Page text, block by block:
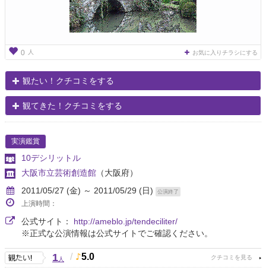
0 人 お気に入りチラシにする
観たい！クチコミをする
観てきた！クチコミをする
実演鑑賞
10デシリットル
大阪市立芸術創造館 （大阪府）
2011/05/27 (金) ～ 2011/05/29 (日)
公演終了
上演時間：
公式サイト： http://ameblo.jp/tendeciliter/
※正式な公演情報は公式サイトでご確認ください。
1人 / 5.0